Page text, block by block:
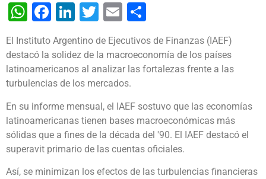
WhatsApp
Facebook
LinkedIn
Twitter
Email
El Instituto Argentino de Ejecutivos de Finanzas (IAEF)
destacó la solidez de la macroeconomía de los países
latinoamericanos al analizar las fortalezas frente a las
turbulencias de los mercados.
En su informe mensual, el IAEF sostuvo que las economías
latinoamericanas tienen bases macroeconómicas más
sólidas que a fines de la década del '90. El IAEF destacó el
superavit primario de las cuentas oficiales.
Así, se minimizan los efectos de las turbulencias financieras